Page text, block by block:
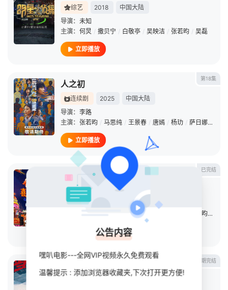
综艺 2018
中国大陆
导演： 未知
主演： 何炅 / 撒贝宁 / 白敬亭 / 吴映洁 / 张若昀 / 吴磊
立即播放
第18集
人之初
连续剧 2025
中国大陆
导演： 李路
主演： 张若昀 / 马思纯 / 王景春 / 唐嫣 / 杨玏 / 萨日娜 /
立即播放
已完结
喜人奇妙夜2
综艺
大陆
导演：未知
李诞 / 孟子义 张若昀 /
立即播放
第8期完结
当燃青春
公告内容
嘿叭电影---全网VIP视频永久免费观看
温馨提示 : 添加浏览器收藏夹,下次打开更方便!